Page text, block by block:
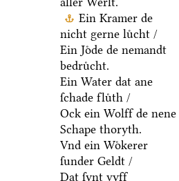
Ein Kramer de
nicht gerne luͤcht /
Ein Joͤde de nemandt
bedruͤcht.
Ein Water dat ane
ſchade fluͤth /
Ock ein Wolff de nene
Schape thoryth.
Vnd ein Woͤkerer
ſunder Geldt /
Dat ſynt vyff